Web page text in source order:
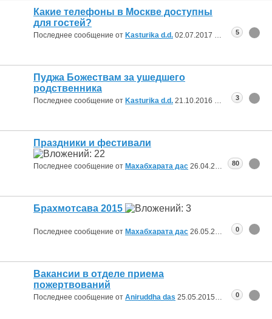
Какие телефоны в Москве доступны
для гостей?
Последнее сообщение от Kasturika d.d. 02.07.2017 10:43 5
Пуджа Божествам за ушедшего
родственника
Последнее сообщение от Kasturika d.d. 21.10.2016 11:59 3
Праздники и фестивали
Последнее сообщение от Махабхарата дас 26.04.2016 17:26
80
Брахмотсава 2015
Последнее сообщение от Махабхарата дас 26.05.2015 07:22
0
Вакансии в отделе приема
пожертвований
Последнее сообщение от Aniruddha das 25.05.2015 13:060